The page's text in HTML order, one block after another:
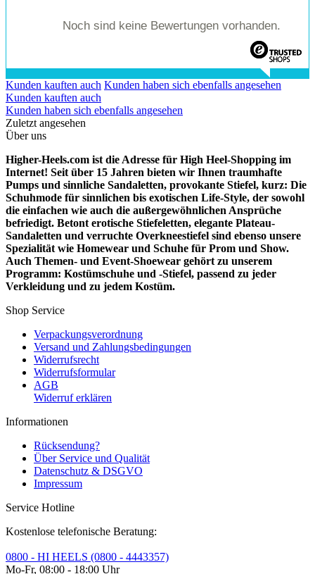
Noch sind keine Bewertungen vorhanden.
Kunden kauften auch Kunden haben sich ebenfalls angesehen
Kunden kauften auch
Kunden haben sich ebenfalls angesehen
Zuletzt angesehen
Über uns
Higher-Heels.com ist die Adresse für High Heel-Shopping im
Internet! Seit über 15 Jahren bieten wir Ihnen traumhafte
Pumps und sinnliche Sandaletten, provokante Stiefel, kurz: Die
Schuhmode für sinnlichen bis exotischen Life-Style, der sowohl
die einfachen wie auch die außergewöhnlichen Ansprüche
befriedigt. Betont erotische Stiefeletten, elegante Plateau-
Sandaletten und verruchte Overkneestiefel sind ebenso unsere
Spezialität wie Homewear und Schuhe für Prom und Show.
Auch Themen- und Event-Shoewear gehört zu unserem
Programm: Kostümschuhe und -Stiefel, passend zu jeder
Verkleidung und zu jedem Kostüm.
Shop Service
Verpackungsverordnung
Versand und Zahlungsbedingungen
Widerrufsrecht
Widerrufsformular
AGB
Widerruf erklären
Informationen
Rücksendung?
Über Service und Qualität
Datenschutz & DSGVO
Impressum
Service Hotline
Kostenlose telefonische Beratung:
0800 - HI HEELS (0800 - 4443357)
Mo-Fr, 08:00 - 18:00 Uhr